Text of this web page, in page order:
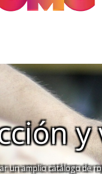
un amplio catálogo de